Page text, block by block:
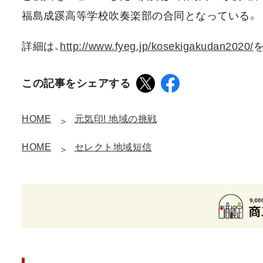
福島成蹊高等学校吹奏楽部の合同となっている。
詳細は、 http://www.fyeg.jp/kosekigakudan2020/
この記事をシェアする
HOME 元気印! 地域の挑戦
HOME セレクト地域短信